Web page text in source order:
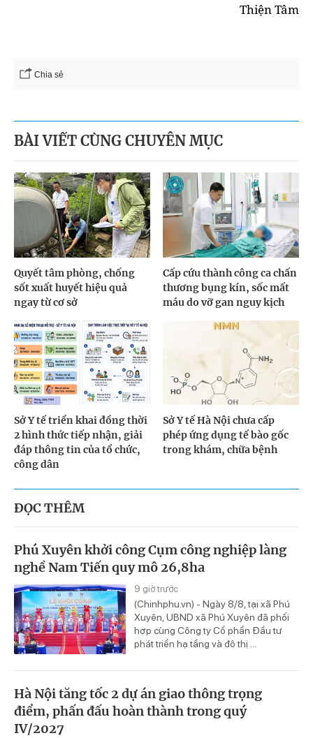
Thiện Tâm
Chia sẻ
BÀI VIẾT CÙNG CHUYÊN MỤC
Quyết tâm phòng, chống
sốt xuất huyết hiệu quả
ngay từ cơ sở
Cấp cứu thành công ca chấn
thương bụng kín, sốc mất
máu do vỡ gan nguy kịch
Sở Y tế triển khai đồng thời
2 hình thức tiếp nhận, giải
đáp thông tin của tổ chức,
công dân
Sở Y tế Hà Nội chưa cấp
phép ứng dụng tế bào gốc
trong khám, chữa bệnh
ĐỌC THÊM
Phú Xuyên khởi công Cụm công nghiệp làng
nghề Nam Tiến quy mô 26,8ha
9 giờ trước
(Chinhphu.vn) - Ngày 8/8, tại xã Phú
Xuyên, UBND xã Phú Xuyên đã phối
hợp cùng Công ty Cổ phần Đầu tư
phát triển hạ tầng và đô thị ...
Hà Nội tăng tốc 2 dự án giao thông trọng
điểm, phấn đấu hoàn thành trong quý
IV/2027